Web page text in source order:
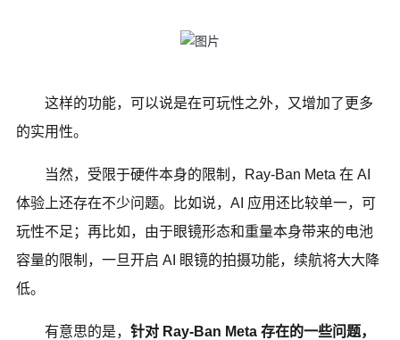
这样的功能，可以说是在可玩性之外，又增加了更多
的实用性。
当然，受限于硬件本身的限制，Ray-Ban Meta 在 AI
体验上还存在不少问题。比如说，AI 应用还比较单一，可
玩性不足；再比如，由于眼镜形态和重量本身带来的电池
容量的限制，一旦开启 AI 眼镜的拍摄功能，续航将大大降
低。
有意思的是， 针对 Ray-Ban Meta 存在的一些问题，